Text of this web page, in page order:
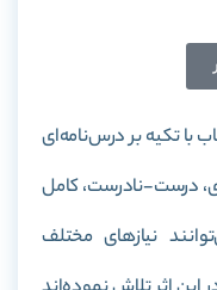
با تکیه بر درس‌نامه‌ای
درست-نادرست، کامل
نیازهای مختلف